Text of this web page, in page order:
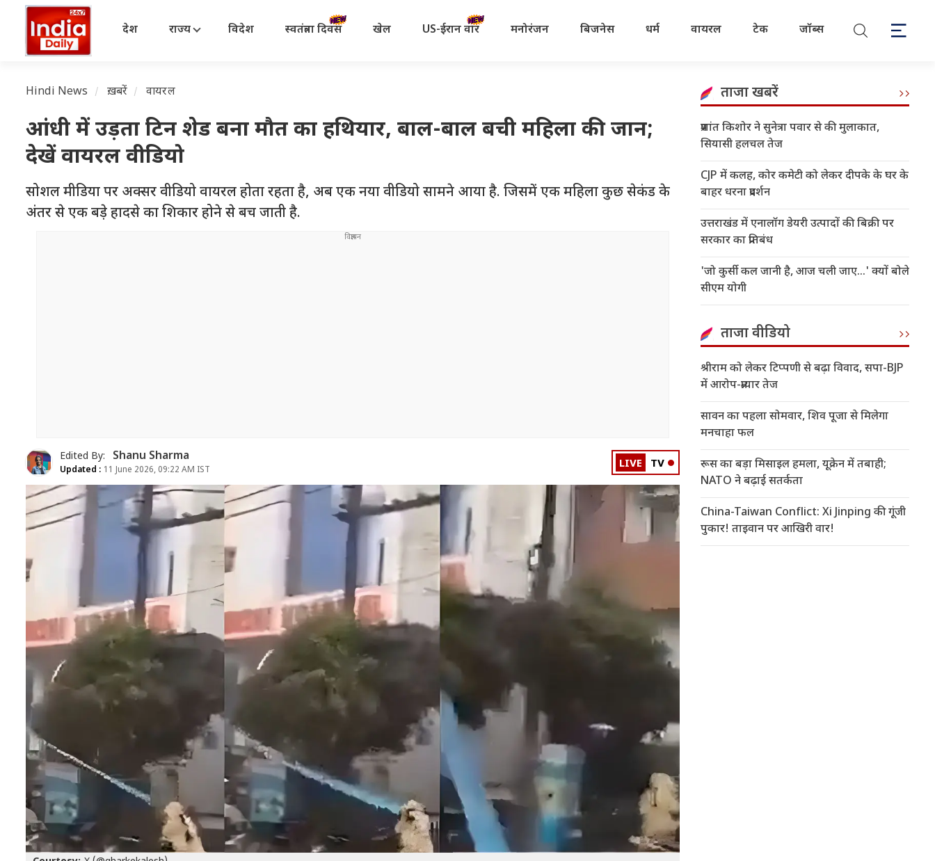
देश राज्य विदेश स्वतंत्रता दिवस खेल US-ईरान वॉर मनोरंजन बिजनेस धर्म वायरल टेक जॉब्स
Hindi News ख़बरें वायरल
आंधी में उड़ता टिन शेड बना मौत का हथियार, बाल-बाल बची महिला की जान;
देखें वायरल वीडियो
सोशल मीडिया पर अक्सर वीडियो वायरल होता रहता है, अब एक नया वीडियो सामने आया है. जिसमें एक महिला कुछ सेकंड के
अंतर से एक बड़े हादसे का शिकार होने से बच जाती है.
Edited By: Shanu Sharma
Updated : 11 June 2026, 09:22 AM IST LIVE TV
ताजा खबरें
प्रशांत किशोर ने सुनेत्रा पवार से की मुलाकात,
सियासी हलचल तेज
CJP में कलह, कोर कमेटी को लेकर दीपके के घर के
बाहर धरना प्रदर्शन
उत्तराखंड में एनालॉग डेयरी उत्पादों की बिक्री पर
सरकार का प्रतिबंध
'जो कुर्सी कल जानी है, आज चली जाए...' क्यों बोले
सीएम योगी
ताजा वीडियो
श्रीराम को लेकर टिप्पणी से बढ़ा विवाद, सपा-BJP
में आरोप-प्रत्यार तेज
सावन का पहला सोमवार, शिव पूजा से मिलेगा
मनचाहा फल
रूस का बड़ा मिसाइल हमला, यूक्रेन में तबाही;
NATO ने बढ़ाई सतर्कता
China-Taiwan Conflict: Xi Jinping की गूंजी
पुकार! ताइवान पर आखिरी वार!